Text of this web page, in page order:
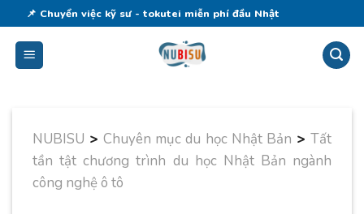
to
content
📌 Chuyển việc kỹ sư - tokutei miễn phí đầu Nhật
NUBISU >Chuyên mục du học Nhật Bản > Tất
tần tật chương trình du học Nhật Bản ngành
công nghệ ô tô